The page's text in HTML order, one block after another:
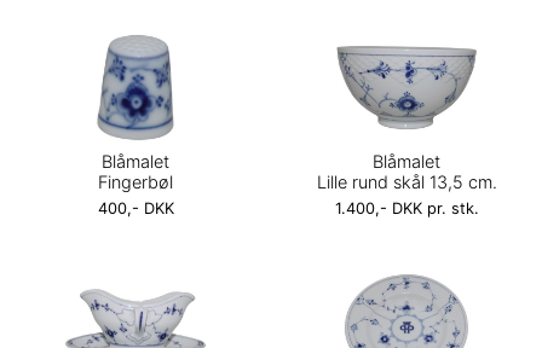
Blåmalet
Fingerbøl
400,- DKK
Blåmalet
Lille rund skål 13,5 cm.
1.400,- DKK pr. stk.